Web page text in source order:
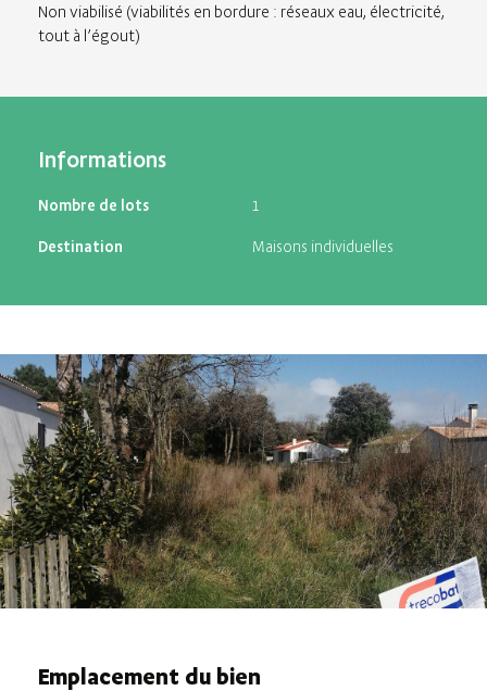
Non viabilisé (viabilités en bordure : réseaux eau, électricité,
tout à l’égout)
Informations
Nombre de lots 1
Destination Maisons individuelles
Emplacement du bien